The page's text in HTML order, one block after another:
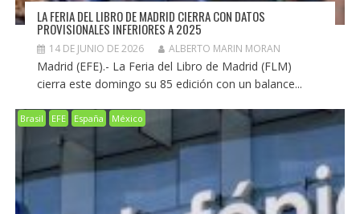
LA FERIA DEL LIBRO DE MADRID CIERRA CON DATOS
PROVISIONALES INFERIORES A 2025
14 DE JUNIO DE 2026 ALBERTO MARIN MORAN
Madrid (EFE).- La Feria del Libro de Madrid (FLM)
cierra este domingo su 85 edición con un balance...
Brasil EFE España México